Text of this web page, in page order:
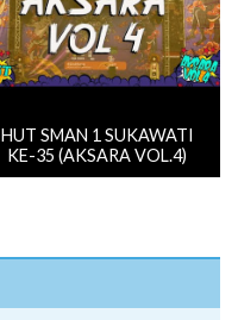
HUT SMAN 1 SUKAWATI
KE-35 (AKSARA VOL.4)